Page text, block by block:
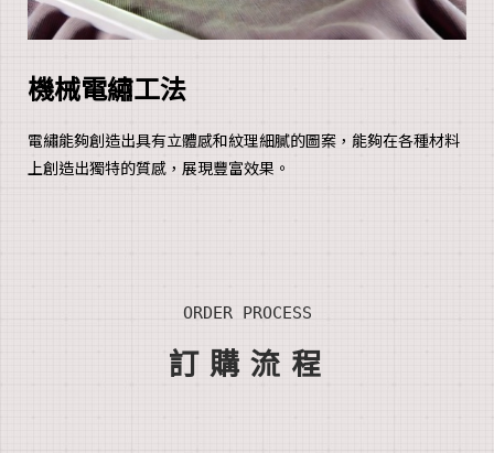
機械電繡工法
電繡能夠創造出具有立體感和紋理細膩的圖案，能夠在各種材料
上創造出獨特的質感，展現豐富效果。
ORDER PROCESS
訂 購流 程